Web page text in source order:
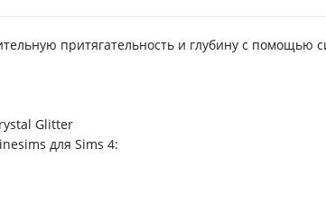
притягательность и глубину с
Glitter
для Sims 4: